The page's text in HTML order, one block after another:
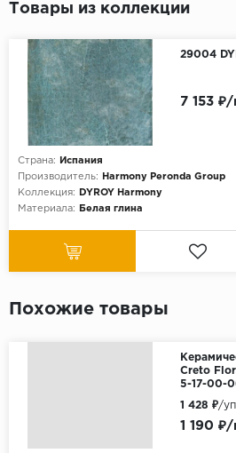
Товары из коллекции
29004
Страна:
Испания
Производитель:
Harmony Peronda Group
Коллекция:
DYROY Harmony
Материала:
Белая глина
7 153
Похожие товары
Creto
5-17-00-
1 190 ₽/
1 428 ₽/